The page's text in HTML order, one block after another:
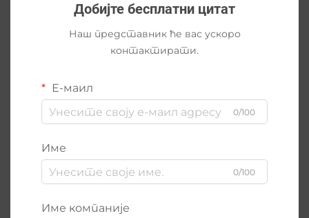
Добијте бесплатни цитат
Наш представник ће вас ускоро
контактирати.
Е-маил
0/100
Име
0/100
Име компаније